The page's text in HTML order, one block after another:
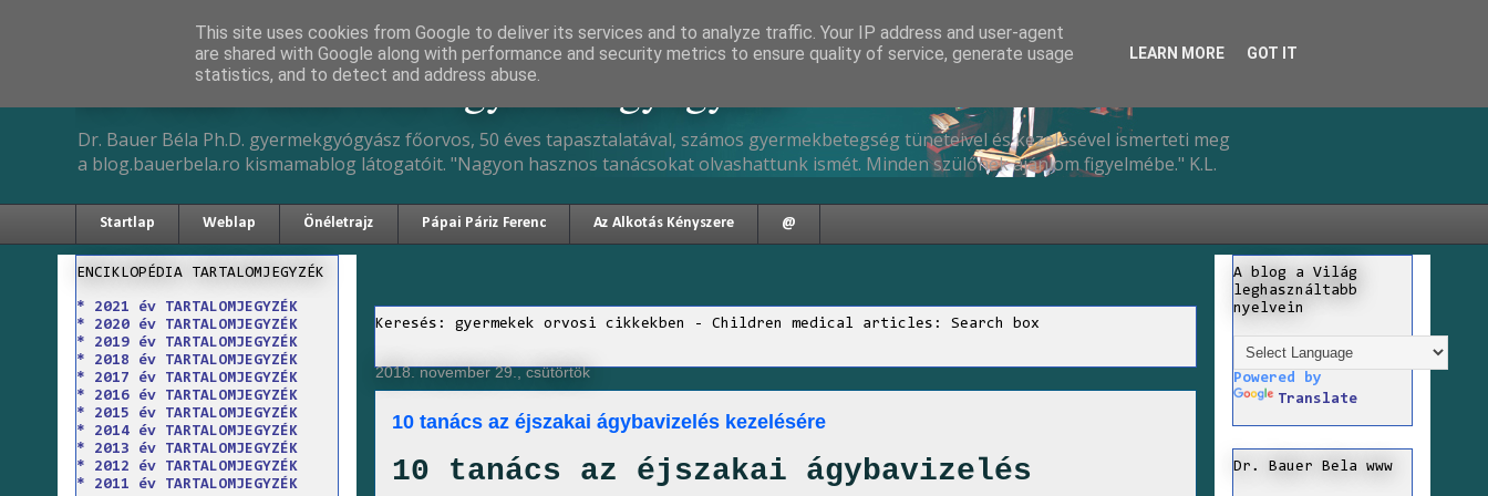
Dr. Bauer Béla Ph.D. gyermekgyógyász
Dr. Bauer Béla Ph.D. gyermekgyógyász főorvos, 50 éves tapasztalatával, számos gyermekbetegség tüneteivel és kezelésével ismerteti meg
a blog.bauerbela.ro kismamablog látogatóit. "Nagyon hasznos tanácsokat olvashattunk ismét. Minden szülőnek ajánlom figyelmébe." K.L.
Startlap Weblap Önéletrajz Pápai Páriz Ferenc Az Alkotás Kényszere @
Keresés: gyermekek orvosi cikkekben - Children medical articles: Search box
2018. november 29., csütörtök
10 tanács az éjszakai ágybavizelés kezelésére
10 tanács az éjszakai ágybavizelés
ENCIKLOPÉDIA TARTALOMJEGYZÉK
* 2021 év TARTALOMJEGYZÉK
* 2020 év TARTALOMJEGYZÉK
* 2019 év TARTALOMJEGYZÉK
* 2018 év TARTALOMJEGYZÉK
* 2017 év TARTALOMJEGYZÉK
* 2016 év TARTALOMJEGYZÉK
* 2015 év TARTALOMJEGYZÉK
* 2014 év TARTALOMJEGYZÉK
* 2013 év TARTALOMJEGYZÉK
* 2012 év TARTALOMJEGYZÉK
* 2011 év TARTALOMJEGYZÉK
A blog a Világ
leghasználtabb
nyelvein
Powered by
Translate
Dr. Bauer Bela www
This site uses cookies from Google to deliver its services and to analyze traffic. Your IP address and user-agent
are shared with Google along with performance and security metrics to ensure quality of service, generate usage
statistics, and to detect and address abuse.
LEARN MORE GOT IT